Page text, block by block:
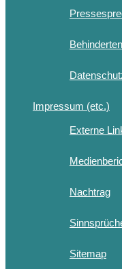
Impressum (etc.)
Externe
Nachtrag
Sitemap